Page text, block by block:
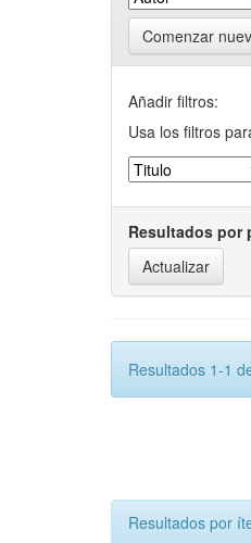
Comenzar
Añadir filtros:
Usa los filtros
Resultados por
Resultados 1-1
Resultados por